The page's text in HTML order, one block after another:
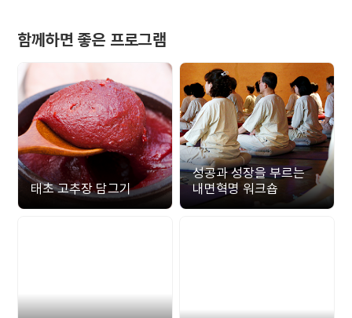
함께하면 좋은 프로그램
태초 고추장 담그기
성공과 성장을 부르는
내면혁명 워크숍